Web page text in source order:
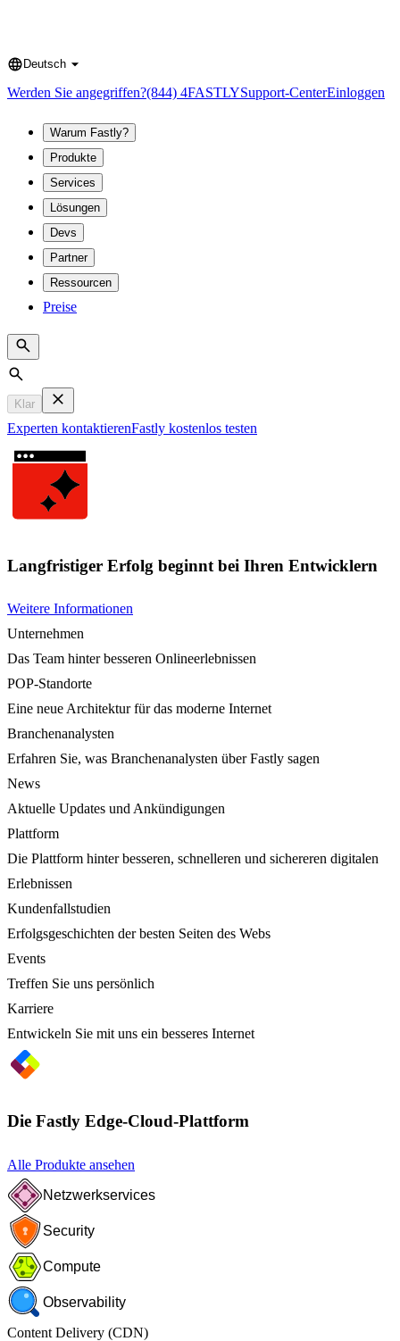
Language
Deutsch
Werden Sie angegriffen?(844) 4FASTLYSupport-CenterEinloggen
Warum Fastly?
Produkte
Services
Lösungen
Devs
Partner
Ressourcen
Preise
Search
Klar
Experten kontaktierenFastly kostenlos testen
Langfristiger Erfolg beginnt bei Ihren Entwicklern
Weitere Informationen
Unternehmen
Das Team hinter besseren Onlineerlebnissen
POP-Standorte
Eine neue Architektur für das moderne Internet
Branchenanalysten
Erfahren Sie, was Branchenanalysten über Fastly sagen
News
Aktuelle Updates und Ankündigungen
Plattform
Die Plattform hinter besseren, schnelleren und sichereren digitalen
Erlebnissen
Kundenfallstudien
Erfolgsgeschichten der besten Seiten des Webs
Events
Treffen Sie uns persönlich
Karriere
Entwickeln Sie mit uns ein besseres Internet
Die Fastly Edge-Cloud-Plattform
Alle Produkte ansehen
Netzwerkservices
Security
Compute
Observability
Content Delivery (CDN)